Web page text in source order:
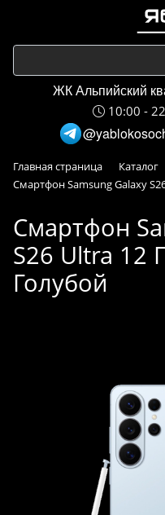
ЖК Альпийский
10:00 -
Главная страница Каталог
Смартфон Samsung Galaxy
Смартфон
S26 Ultra 12
Голубой